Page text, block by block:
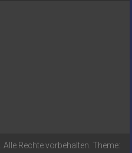
. Alle Rechte vorbehalten. Theme: